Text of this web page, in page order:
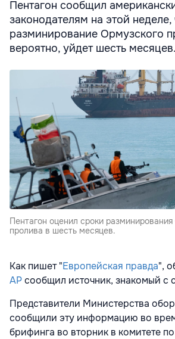
Пентагон сообщил
законодателям на этой неделе,
разминирование Ормузского
вероятно, уйдет шесть месяцев.
Пентагон оценил сроки
пролива в шесть месяцев.
Как пишет "Европейская правда",
АPсообщил источник, знакомый с
Представители Министерства
сообщили эту информацию во
брифинга во вторник в комитете